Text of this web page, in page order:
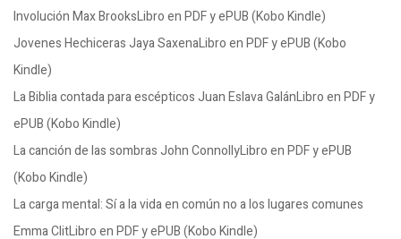
Involución Max BrooksLibro en PDF y ePUB (Kobo Kindle)
Jovenes Hechiceras Jaya SaxenaLibro en PDF y ePUB (Kobo
Kindle)
La Biblia contada para escépticos Juan Eslava GalánLibro en PDF y
ePUB (Kobo Kindle)
La canción de las sombras John ConnollyLibro en PDF y ePUB
(Kobo Kindle)
La carga mental: Sí a la vida en común no a los lugares comunes
Emma ClitLibro en PDF y ePUB (Kobo Kindle)